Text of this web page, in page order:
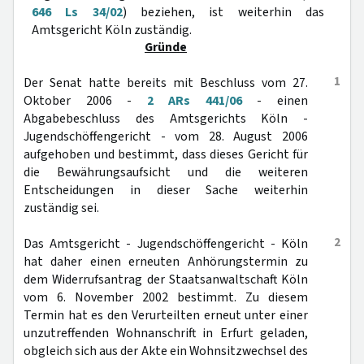
646 Ls 34/02) beziehen, ist weiterhin das
Amtsgericht Köln zuständig.
Gründe
1
Der Senat hatte bereits mit Beschluss vom 27.
Oktober 2006 - 2 ARs 441/06- einen
Abgabebeschluss des Amtsgerichts Köln -
Jugendschöffengericht - vom 28. August 2006
aufgehoben und bestimmt, dass dieses Gericht für
die Bewährungsaufsicht und die weiteren
Entscheidungen in dieser Sache weiterhin
zuständig sei.
2
Das Amtsgericht - Jugendschöffengericht - Köln
hat daher einen erneuten Anhörungstermin zu
dem Widerrufsantrag der Staatsanwaltschaft Köln
vom 6. November 2002 bestimmt. Zu diesem
Termin hat es den Verurteilten erneut unter einer
unzutreffenden Wohnanschrift in Erfurt geladen,
obgleich sich aus der Akte ein Wohnsitzwechsel des